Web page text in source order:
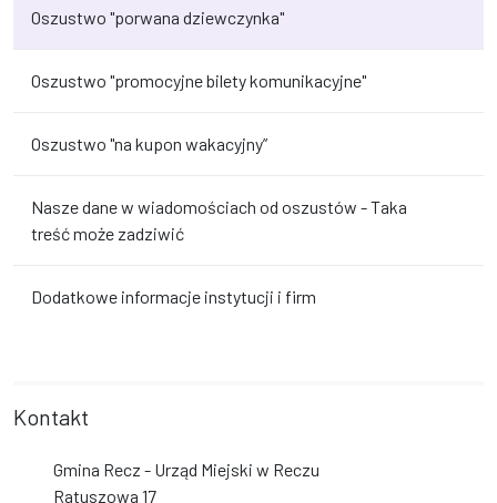
Oszustwo "porwana dziewczynka"
Oszustwo "promocyjne bilety komunikacyjne"
Oszustwo "na kupon wakacyjny”
Nasze dane w wiadomościach od oszustów - Taka
treść może zadziwić
Dodatkowe informacje instytucji i firm
Kontakt
Gmina Recz - Urząd Miejski w Reczu
Ratuszowa 17